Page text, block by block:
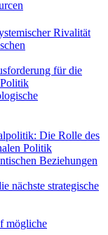
Rivalität
für die
Politik
Die Rolle des
Politik
Beziehungen
nächste strategische
mögliche